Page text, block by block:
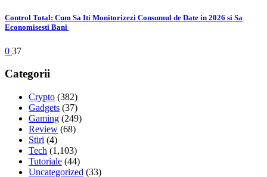
Control Total: Cum Sa Iti Monitorizezi Consumul de Date in 2026 si Sa
Economisesti Bani
0 37
Categorii
Crypto (382)
Gadgets (37)
Gaming (249)
Review (68)
Stiri (4)
Tech (1,103)
Tutoriale (44)
Uncategorized (33)